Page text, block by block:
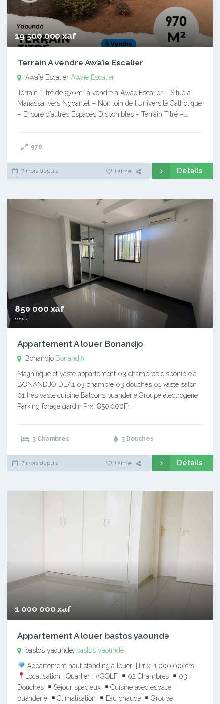
19 500 000 xaf
Terrain A vendre Awaïe Escalier
Awaïe Escalier Awaïe Escalier
Terrain Titré de 970m² à vendre à Awae Escalier – Situé à
Manassa, vers Ngoantet – Non loin de l’Université Catholique
– Encore d’autres Espaces Disponibles – Terrain Titré –…
970
7 mois depuis J'aime Détails
850 000 xaf
mois
Appartement A louer Bonandjo
Bonandjo Bonandjo
Magnifique et vaste appartement 03 chambres disponible à
BONANDJO DLA1 03 chambre 03 douches 01 vaste salon
01 très vaste cuisine Balcons buanderie Groupe électrogène
Parking forage gardin Prx: 850.000Fr…
3 Chambres 3 Douches
7 mois depuis J'aime Détails
1 000 000 xaf
Appartement A louer bastos yaounde
bastos yaounde, bastos yaounde
Appartement haut standing à louer || Prix: 1.000.000frs
Localisation | Quartier : #GOLF
02 Chambres
03
Douches
Séjour spacieux
Cuisine avec espace
buanderie
Climatisation Eau chaude
Groupe